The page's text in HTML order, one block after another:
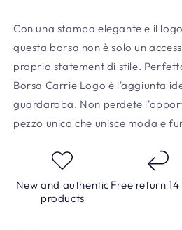
Con una stampa elegante e il
questa borsa non è solo un
proprio statement di stile.
Borsa Carrie Logo è l'aggiunta
guardaroba. Non perdete
pezzo unico che unisce moda e
New and authentic
products
Free return